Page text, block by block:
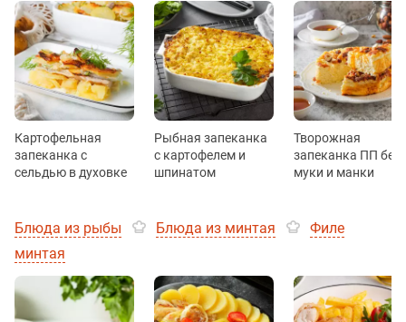
Картофельная
запеканка с
сельдью в духовке
Рыбная запеканка
с картофелем и
шпинатом
Творожная
запеканка ПП без
муки и манки
Блюда из рыбы Блюда из минтая
Филе
минтая